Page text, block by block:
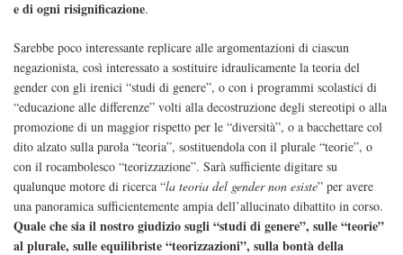
e di ogni risignificazione.
Sarebbe poco interessante replicare alle argomentazioni di ciascun
negazionista, così interessato a sostituire idraulicamente la teoria del
gender con gli irenici “studi di genere”, o con i programmi scolastici di
“educazione alle differenze” volti alla decostruzione degli stereotipi o alla
promozione di un maggior rispetto per le “diversità”, o a bacchettare col
dito alzato sulla parola “teoria”, sostituendola con il plurale “teorie”, o
con il rocambolesco “teorizzazione”. Sarà sufficiente digitare su
qualunque motore di ricerca “la teoria del gender non esiste” per avere
una panoramica sufficientemente ampia dell’allucinato dibattito in corso.
Quale che sia il nostro giudizio sugli “studi di genere”, sulle “teorie”
al plurale, sulle equilibriste “teorizzazioni”, sulla bontà della